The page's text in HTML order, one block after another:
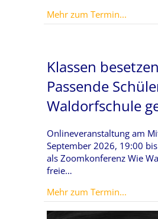
Mehr zum Termin...
Klassen
Passende
Waldorfschule
Onlineveranstaltung am
September 2026, 19:00
als Zoomkonferenz Wie
freie…
Mehr zum Termin...